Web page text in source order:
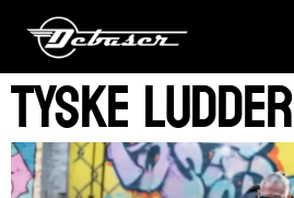
TYSKE LUDDER